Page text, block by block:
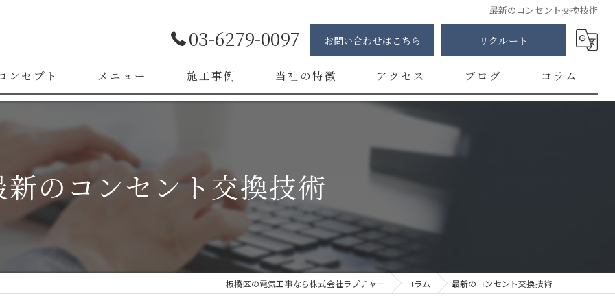
最新のコンセント交換技術
03-6279-0097 お問い合わせはこちら リクルート
ンセプト メニュー 施工事例 当社の特徴
ブレーカー
スイッチ
コンセント
アクセス ブログ コラム
新のコンセント交換技術
板橋区の電気工事なら株式会社ラプチャー コラム 最新のコンセント交換技術